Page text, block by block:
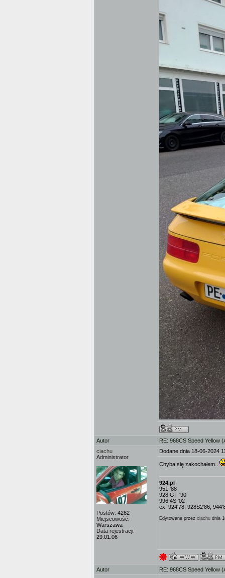
Autor
RE: 968CS Speed Yellow
ciachu
Administrator
Postów: 4262
Miejscowość:
Warszawa
Data rejestracji:
29.01.06
Dodane dnia 18-06-2024
Chyba się zakochałem..
924.pl
951 '88
928 GT '90
996 4S '02
ex: 924'78, 928S2'86,
Edytowane przez ciachu dnia
Autor
RE: 968CS Speed Yellow